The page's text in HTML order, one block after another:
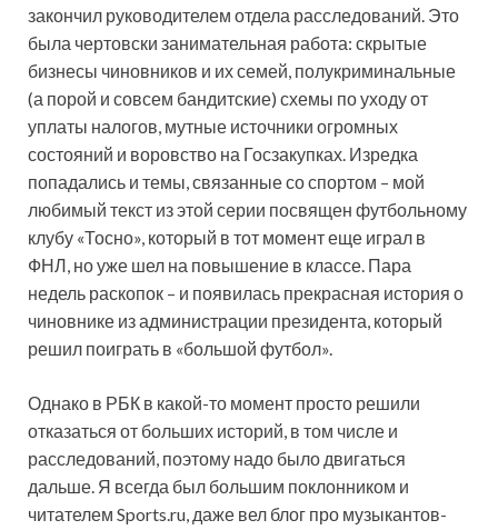
закончил руководителем отдела расследований. Это
была чертовски занимательная работа: скрытые
бизнесы чиновников и их семей, полукриминальные
(а порой и совсем бандитские) схемы по уходу от
уплаты налогов, мутные источники огромных
состояний и воровство на Госзакупках. Изредка
попадались и темы, связанные со спортом – мой
любимый текст из этой серии посвящен футбольному
клубу «Тосно», который в тот момент еще играл в
ФНЛ, но уже шел на повышение в классе. Пара
недель раскопок – и появилась прекрасная история о
чиновнике из администрации президента, который
решил поиграть в «большой футбол».
Однако в РБК в какой-то момент просто решили
отказаться от больших историй, в том числе и
расследований, поэтому надо было двигаться
дальше. Я всегда был большим поклонником и
читателем Sports.ru, даже вел блог про музыкантов-